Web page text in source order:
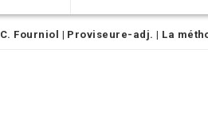
C. Fourniol | Proviseure-adj. | La